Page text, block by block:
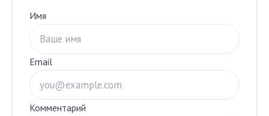
Имя
Email
Комментарий